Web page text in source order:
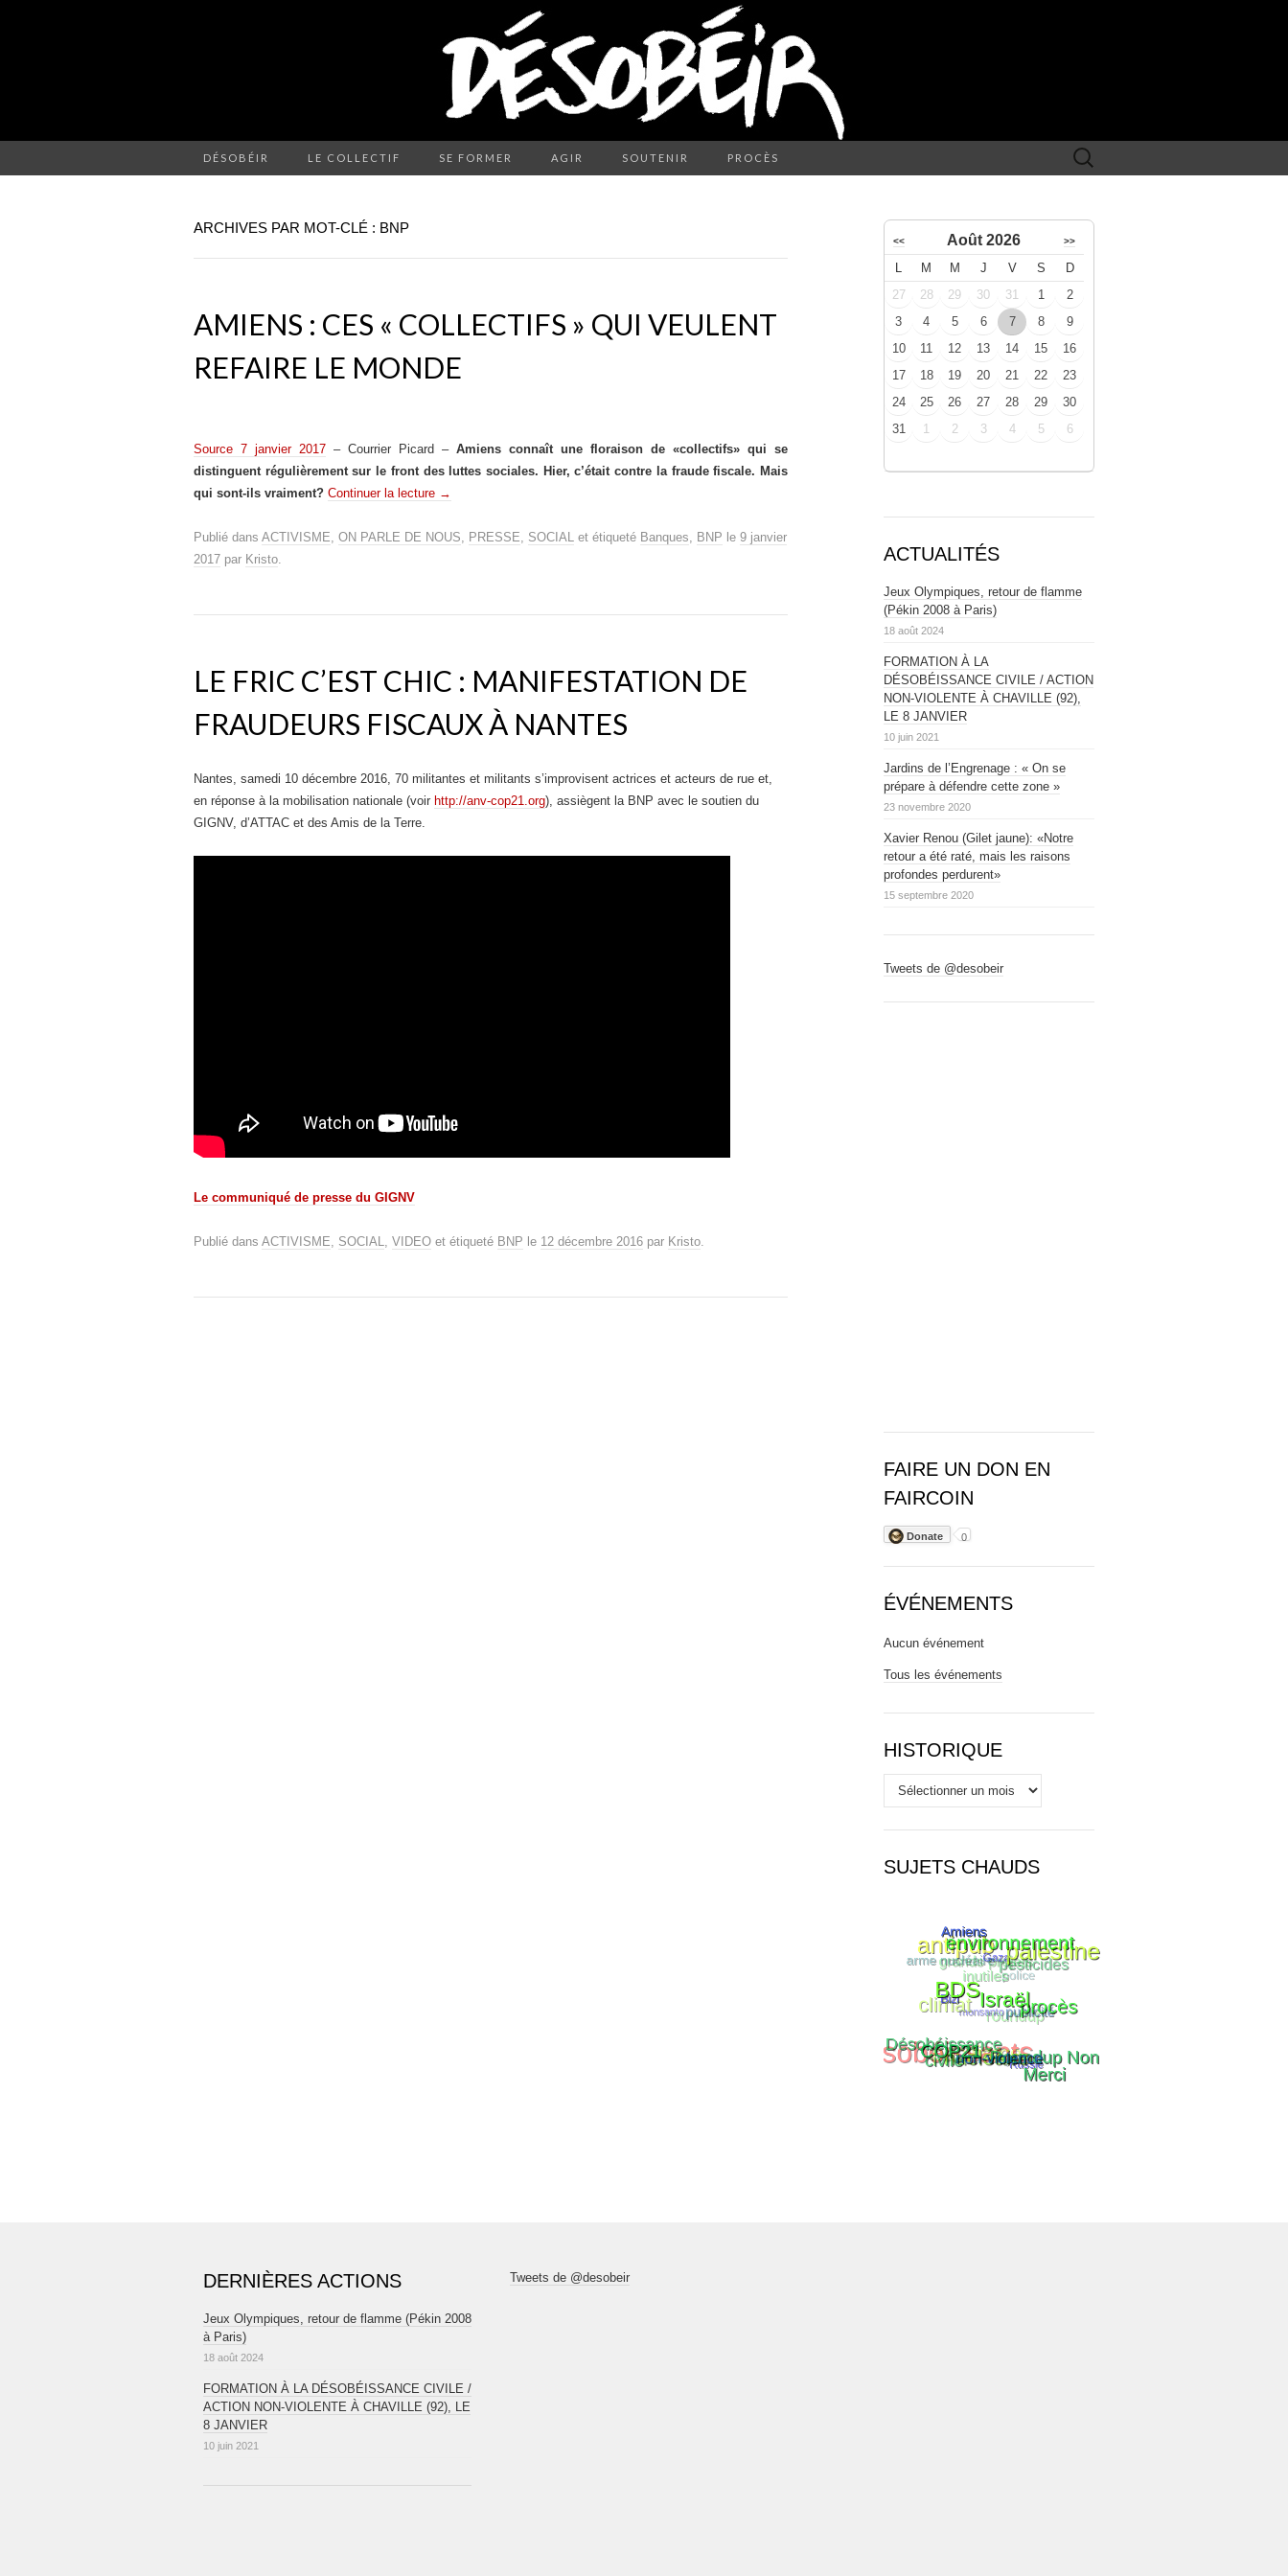
DÉSOBÉIR LE COLLECTIF SE FORMER AGIR SOUTENIR PROCÈS Rechercher :
ARCHIVES PAR MOT-CLÉ : BNP
AMIENS : CES « COLLECTIFS » QUI VEULENT
REFAIRE LE MONDE
Source 7 janvier 2017 – Courrier Picard – Amiens connaît une floraison de «collectifs» qui se
distinguent régulièrement sur le front des luttes sociales. Hier, c’était contre la fraude fiscale. Mais
qui sont-ils vraiment? Continuer la lecture →
Publié dans ACTIVISME, ON PARLE DE NOUS, PRESSE, SOCIAL et étiqueté Banques, BNP le 9 janvier
2017 par Kristo.
LE FRIC C’EST CHIC : MANIFESTATION DE
FRAUDEURS FISCAUX À NANTES
Nantes, samedi 10 décembre 2016, 70 militantes et militants s’improvisent actrices et acteurs de rue et,
en réponse à la mobilisation nationale (voir http://anv-cop21.org), assiègent la BNP avec le soutien du
GIGNV, d’ATTAC et des Amis de la Terre.
Le communiqué de presse du GIGNV
Publié dans ACTIVISME, SOCIAL, VIDEO et étiqueté BNP le 12 décembre 2016 par Kristo.
<< Août 2026 >>
L M M J V S
D
27
28 29 30 31 1
2
3
4 5 6 7 8
9
10
11 12 13 14 15
16
17
18 19 20 21 22
23
24
25 26 27 28 29
30
31
1 2 3 4 5 6
ACTUALITÉS
Jeux Olympiques, retour de flamme
(Pékin 2008 à Paris)
18 août 2024
FORMATION À LA
DÉSOBÉISSANCE CIVILE / ACTION
NON-VIOLENTE À CHAVILLE (92),
LE 8 JANVIER
10 juin 2021
Jardins de l’Engrenage : « On se
prépare à défendre cette zone »
23 novembre 2020
Xavier Renou (Gilet jaune): «Notre
retour a été raté, mais les raisons
profondes perdurent»
15 septembre 2020
Tweets de @desobeir
FAIRE UN DON EN
FAIRCOIN
Donate 0
ÉVÉNEMENTS
Aucun événement
Tous les événements
HISTORIQUE
Historique
SUJETS CHAUDS
DERNIÈRES ACTIONS
Jeux Olympiques, retour de flamme (Pékin 2008
à Paris)
18 août 2024
FORMATION À LA DÉSOBÉISSANCE CIVILE /
ACTION NON-VIOLENTE À CHAVILLE (92), LE
8 JANVIER
10 juin 2021
Tweets de @desobeir